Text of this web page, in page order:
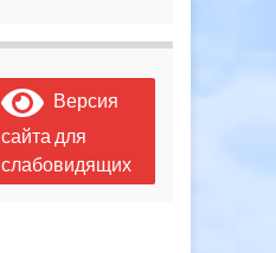
Версия
сайта для
слабовидящих